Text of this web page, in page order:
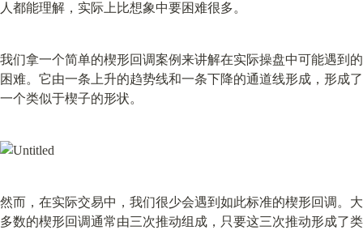
人都能理解，实际上比想象中要困难很多。
我们拿一个简单的楔形回调案例来讲解在实际操盘中可能遇到的
困难。它由一条上升的趋势线和一条下降的通道线形成，形成了
一个类似于楔子的形状。
然而，在实际交易中，我们很少会遇到如此标准的楔形回调。大
多数的楔形回调通常由三次推动组成，只要这三次推动形成了类